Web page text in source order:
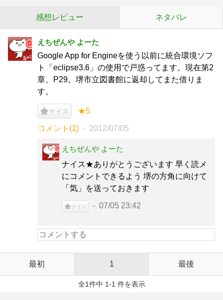
感想レビュー ネタバレ
えちぜんや よーた
Google App for Engineを使う以前に統合環境ソフ
ト「eclipse3.6」の使用で戸惑ってます。現在第2
章、P29。堺市立図書館に返却してまた借りま
す。
ナイス ★5
コメント(1) 2012/07/05
えちぜんや よーた
ナイス★ありがとうございます 早く読メ
にコメントできるよう 堺の方角に向けて
「気」を送っておきます
ナイス 07/05 23:42
最初 1 最後
全1件中 1-1 件を表示